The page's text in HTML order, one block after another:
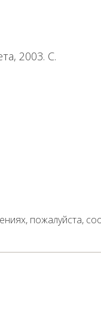
2003. С.
пожалуйста,